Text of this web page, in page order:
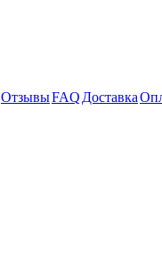
ОтзывыFAQ Доставка